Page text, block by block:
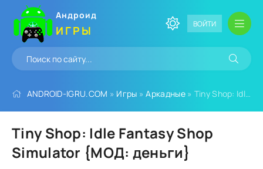
Андроид
ИГРЫ ВОЙТИ
ANDROID-IGRU.COM » Игры »Аркадные» Tiny Shop: Idle Fantasy Shop Simulator {МОД: деньги}
Tiny Shop: Idle Fantasy Shop
Simulator {МОД: деньги}